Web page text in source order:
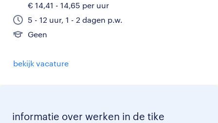
€ 14,41 - 14,65 per uur
5 - 12 uur, 1 - 2 dagen p.w.
Geen
bekijk vacature
informatie over werken in de tike